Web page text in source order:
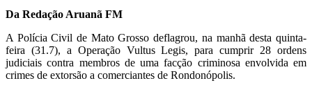
Da Redação Aruanã FM
A Polícia Civil de Mato Grosso deflagrou, na manhã desta quinta-
feira (31.7), a Operação Vultus Legis, para cumprir 28 ordens
judiciais contra membros de uma facção criminosa envolvida em
crimes de extorsão a comerciantes de Rondonópolis.